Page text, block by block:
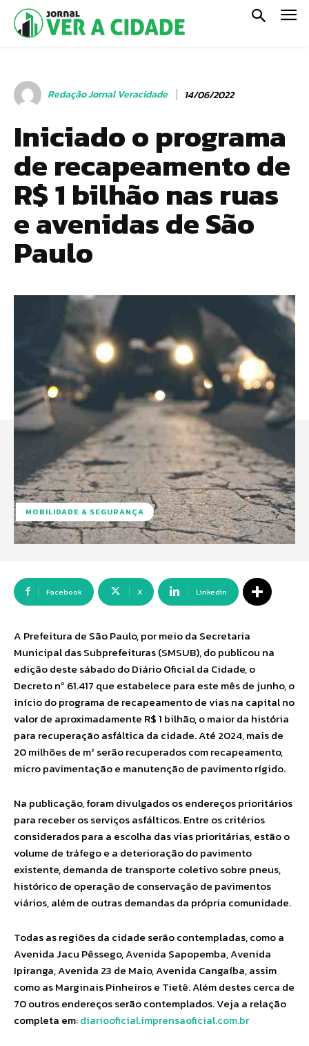
Redação Jornal Veracidade 14/06/2022
Iniciado o programa
de recapeamento de
R$ 1 bilhão nas ruas
e avenidas de São
Paulo
MOBILIDADE & SEGURANÇA
Facebook X Linkedin
A Prefeitura de São Paulo, por meio da Secretaria
Municipal das Subprefeituras (SMSUB), do publicou na
edição deste sábado do Diário Oficial da Cidade, o
Decreto nº 61.417 que estabelece para este mês de junho, o
início do programa de recapeamento de vias na capital no
valor de aproximadamente R$ 1 bilhão, o maior da história
para recuperação asfáltica da cidade. Até 2024, mais de
20 milhões de m² serão recuperados com recapeamento,
micro pavimentação e manutenção de pavimento rígido.
Na publicação, foram divulgados os endereços prioritários
para receber os serviços asfálticos. Entre os critérios
considerados para a escolha das vias prioritárias, estão o
volume de tráfego e a deterioração do pavimento
existente, demanda de transporte coletivo sobre pneus,
histórico de operação de conservação de pavimentos
viários, além de outras demandas da própria comunidade.
Todas as regiões da cidade serão contempladas, como a
Avenida Jacu Pêssego, Avenida Sapopemba, Avenida
Ipiranga, Avenida 23 de Maio, Avenida Cangaíba, assim
como as Marginais Pinheiros e Tietê. Além destes cerca de
70 outros endereços serão contemplados. Veja a relação
completa em:diariooficial.imprensaoficial.com.br